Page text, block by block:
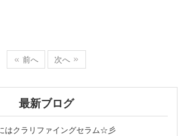
前へ 次へ
最新ブログ
はクラリファイングセラム☆彡